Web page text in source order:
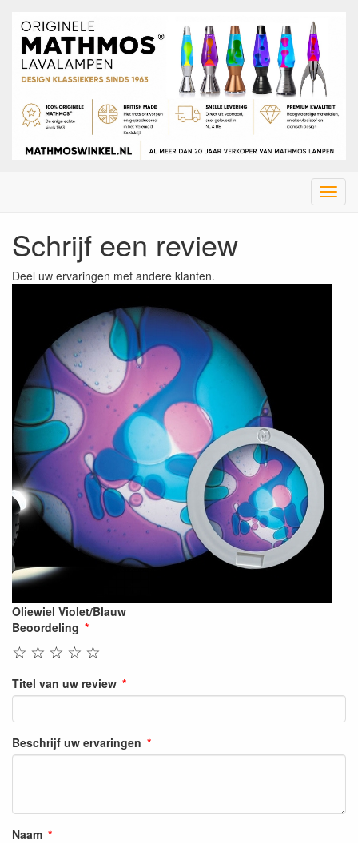
Menu
Schrijf een review
Deel uw ervaringen met andere klanten.
Oliewiel Violet/Blauw
Beoordeling
☆
☆
☆
☆
☆
Titel van uw review
Beschrijf uw ervaringen
Naam